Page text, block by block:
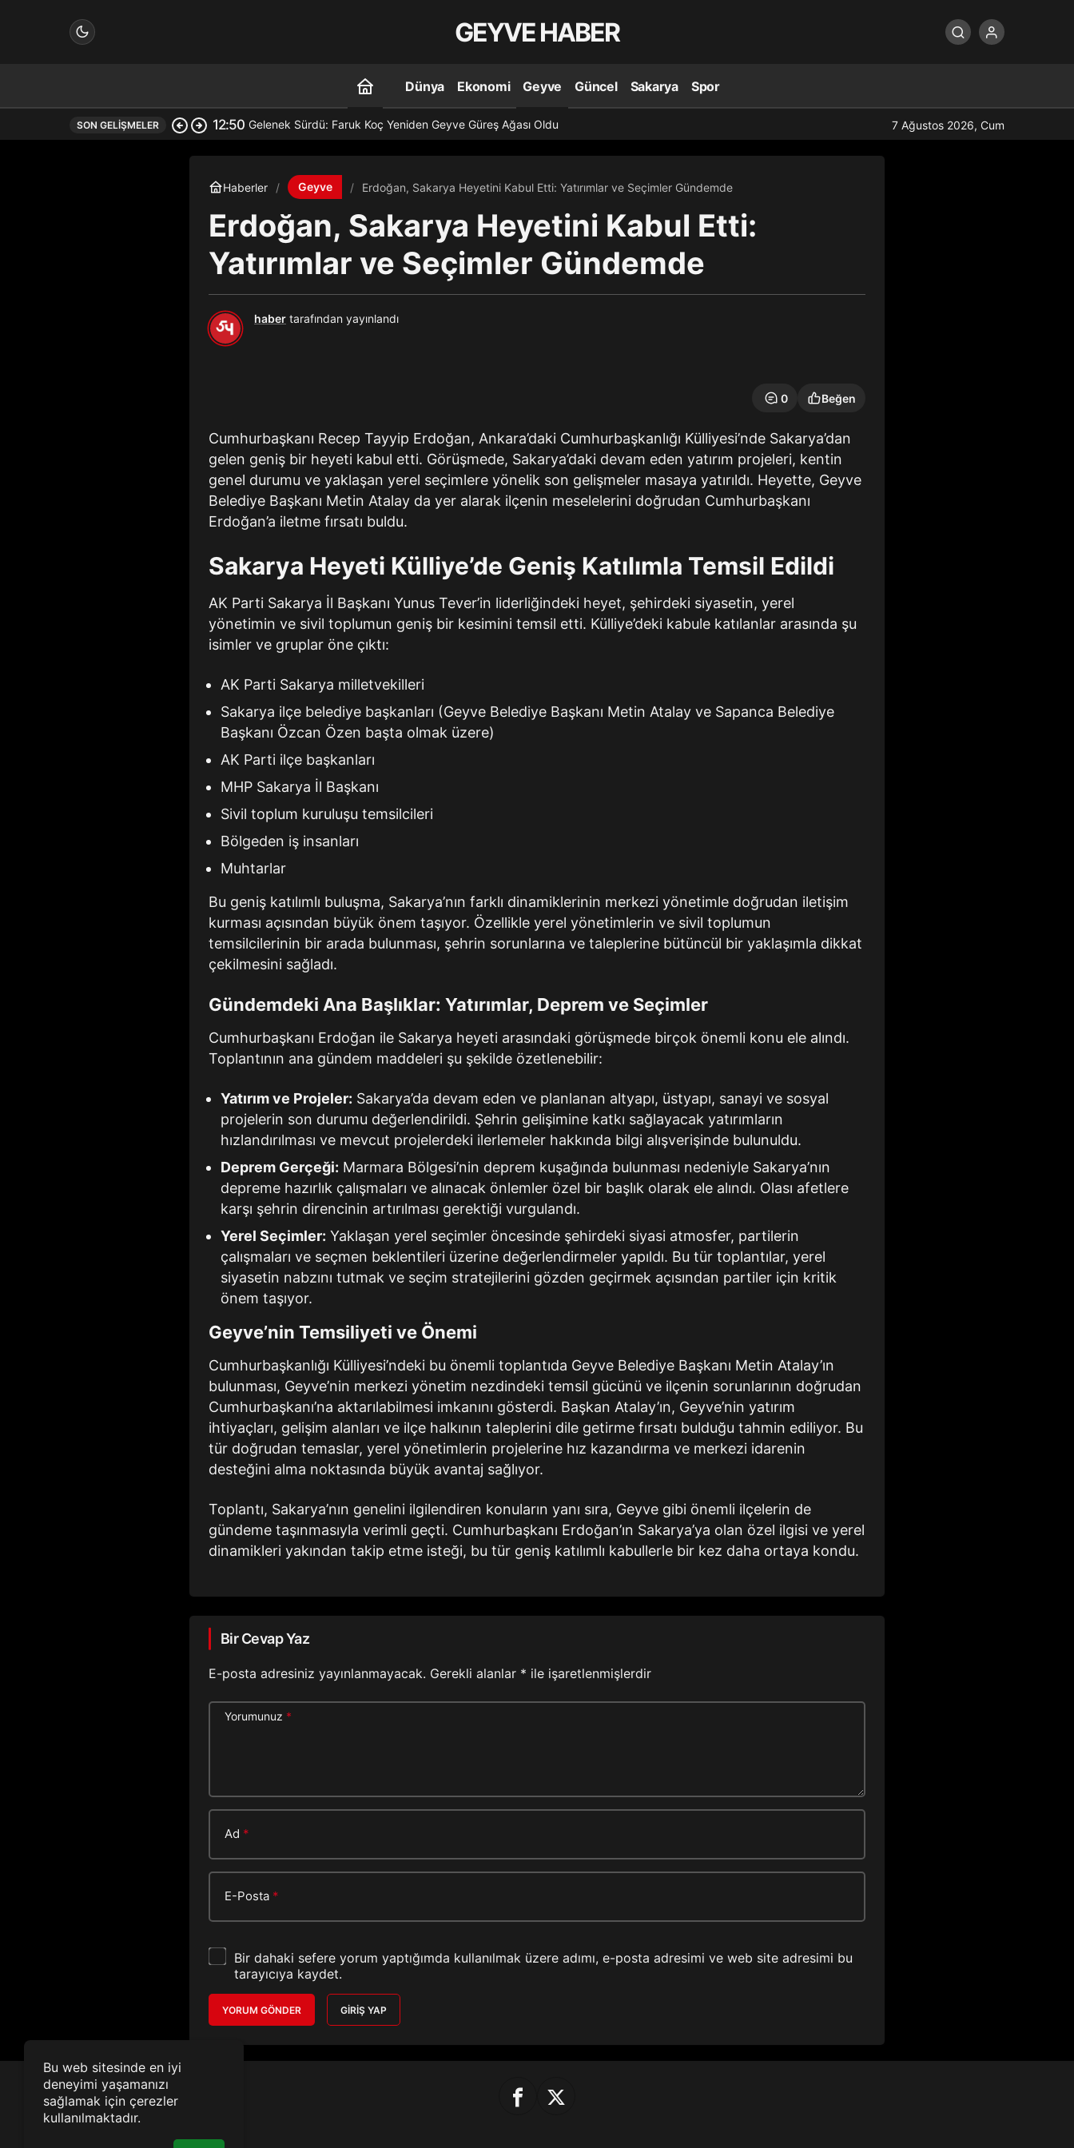
GEYVE HABER
Dünya Ekonomi Geyve Güncel Sakarya Spor
SON GELIŞMELER 12:50 Gelenek Sürdü: Faruk Koç Yeniden Geyve Güreş Ağası Oldu 7 Ağustos 2026, Cum
Haberler Geyve Erdoğan, Sakarya Heyetini Kabul Etti: Yatırımlar ve Seçimler Gündemde
Erdoğan, Sakarya Heyetini Kabul Etti:
Yatırımlar ve Seçimler Gündemde
haber tarafından yayınlandı
0 Beğen
Cumhurbaşkanı Recep Tayyip Erdoğan, Ankara’daki Cumhurbaşkanlığı Külliyesi’nde Sakarya’dan
gelen geniş bir heyeti kabul etti. Görüşmede, Sakarya’daki devam eden yatırım projeleri, kentin
genel durumu ve yaklaşan yerel seçimlere yönelik son gelişmeler masaya yatırıldı. Heyette, Geyve
Belediye Başkanı Metin Atalay da yer alarak ilçenin meselelerini doğrudan Cumhurbaşkanı
Erdoğan’a iletme fırsatı buldu.
Sakarya Heyeti Külliye’de Geniş Katılımla Temsil Edildi
AK Parti Sakarya İl Başkanı Yunus Tever’in liderliğindeki heyet, şehirdeki siyasetin, yerel
yönetimin ve sivil toplumun geniş bir kesimini temsil etti. Külliye’deki kabule katılanlar arasında şu
isimler ve gruplar öne çıktı:
AK Parti Sakarya milletvekilleri
Sakarya ilçe belediye başkanları (Geyve Belediye Başkanı Metin Atalay ve Sapanca Belediye
Başkanı Özcan Özen başta olmak üzere)
AK Parti ilçe başkanları
MHP Sakarya İl Başkanı
Sivil toplum kuruluşu temsilcileri
Bölgeden iş insanları
Muhtarlar
Bu geniş katılımlı buluşma, Sakarya’nın farklı dinamiklerinin merkezi yönetimle doğrudan iletişim
kurması açısından büyük önem taşıyor. Özellikle yerel yönetimlerin ve sivil toplumun
temsilcilerinin bir arada bulunması, şehrin sorunlarına ve taleplerine bütüncül bir yaklaşımla dikkat
çekilmesini sağladı.
Gündemdeki Ana Başlıklar: Yatırımlar, Deprem ve Seçimler
Cumhurbaşkanı Erdoğan ile Sakarya heyeti arasındaki görüşmede birçok önemli konu ele alındı.
Toplantının ana gündem maddeleri şu şekilde özetlenebilir:
Yatırım ve Projeler: Sakarya’da devam eden ve planlanan altyapı, üstyapı, sanayi ve sosyal
projelerin son durumu değerlendirildi. Şehrin gelişimine katkı sağlayacak yatırımların
hızlandırılması ve mevcut projelerdeki ilerlemeler hakkında bilgi alışverişinde bulunuldu.
Deprem Gerçeği: Marmara Bölgesi’nin deprem kuşağında bulunması nedeniyle Sakarya’nın
depreme hazırlık çalışmaları ve alınacak önlemler özel bir başlık olarak ele alındı. Olası afetlere
karşı şehrin direncinin artırılması gerektiği vurgulandı.
Yerel Seçimler: Yaklaşan yerel seçimler öncesinde şehirdeki siyasi atmosfer, partilerin
çalışmaları ve seçmen beklentileri üzerine değerlendirmeler yapıldı. Bu tür toplantılar, yerel
siyasetin nabzını tutmak ve seçim stratejilerini gözden geçirmek açısından partiler için kritik
önem taşıyor.
Geyve’nin Temsiliyeti ve Önemi
Cumhurbaşkanlığı Külliyesi’ndeki bu önemli toplantıda Geyve Belediye Başkanı Metin Atalay’ın
bulunması, Geyve’nin merkezi yönetim nezdindeki temsil gücünü ve ilçenin sorunlarının doğrudan
Cumhurbaşkanı’na aktarılabilmesi imkanını gösterdi. Başkan Atalay’ın, Geyve’nin yatırım
ihtiyaçları, gelişim alanları ve ilçe halkının taleplerini dile getirme fırsatı bulduğu tahmin ediliyor. Bu
tür doğrudan temaslar, yerel yönetimlerin projelerine hız kazandırma ve merkezi idarenin
desteğini alma noktasında büyük avantaj sağlıyor.
Toplantı, Sakarya’nın genelini ilgilendiren konuların yanı sıra, Geyve gibi önemli ilçelerin de
gündeme taşınmasıyla verimli geçti. Cumhurbaşkanı Erdoğan’ın Sakarya’ya olan özel ilgisi ve yerel
dinamikleri yakından takip etme isteği, bu tür geniş katılımlı kabullerle bir kez daha ortaya kondu.
Bir Cevap Yaz
E-posta adresiniz yayınlanmayacak. Gerekli alanlar * ile işaretlenmişlerdir
Yorumunuz *
Ad *
E-Posta *
Bir dahaki sefere yorum yaptığımda kullanılmak üzere adımı, e-posta adresimi ve web site adresimi bu
tarayıcıya kaydet.
YORUM GÖNDER GIRIŞ YAP
Bu web sitesinde en iyi
deneyimi yaşamanızı
sağlamak için çerezler
kullanılmaktadır.